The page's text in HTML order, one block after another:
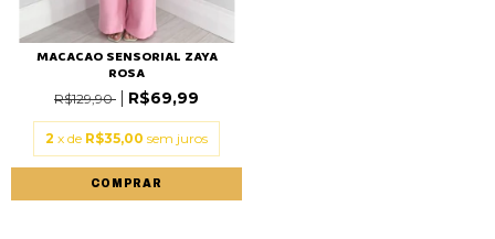
MACACAO SENSORIAL ZAYA
ROSA
R$129,90 R$69,99
2 x de R$35,00 sem juros
COMPRAR